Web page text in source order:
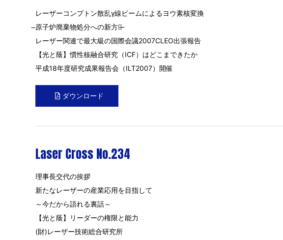
レーザーコンプトン散乱γ線ビームによるヨウ素核変換
̶原子炉廃棄物処分への新方式̶
レーザー関連で最大級の国際会議2007CLEO出張報告
【光と蔭】慣性核融合研究（ICF）はどこまできたか
平成18年度研究成果報告会（ILT2007）開催
ダウンロード
Laser Cross No.234
理事長交代の挨拶
新たなレーザーの産業応用を目指して
～今だから語れる裏話～
【光と蔭】リーダーの権限と能力
(財)レーザー技術総合研究所